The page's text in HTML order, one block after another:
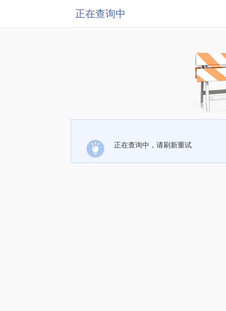
正在查询中
正在查询中，请刷新重试